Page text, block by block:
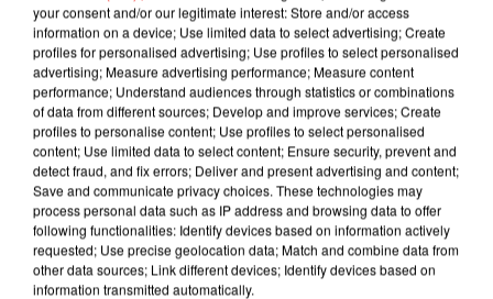
LES INTERVIEWS CHANTE
FRANCE
Voir plus
your consent and/or our legitimate interest: Store and/or access
information on a device; Use limited data to select advertising; Create
profiles for personalised advertising; Use profiles to select personalised
advertising; Measure advertising performance; Measure content
performance; Understand audiences through statistics or combinations
of data from different sources; Develop and improve services; Create
profiles to personalise content; Use profiles to select personalised
content; Use limited data to select content; Ensure security, prevent and
detect fraud, and fix errors; Deliver and present advertising and content;
Save and communicate privacy choices. These technologies may
process personal data such as IP address and browsing data to offer
following functionalities: Identify devices based on information actively
requested; Use precise geolocation data; Match and combine data from
other data sources; Link different devices; Identify devices based on
information transmitted automatically.